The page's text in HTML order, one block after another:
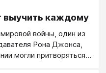
заботится о
создалось самое
выучить каждому
войны, один из
Рона Джонса,
могли притворяться,